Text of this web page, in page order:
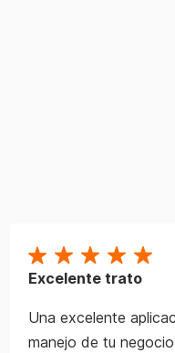
Excelente trato
Una excelente
manejo de tu